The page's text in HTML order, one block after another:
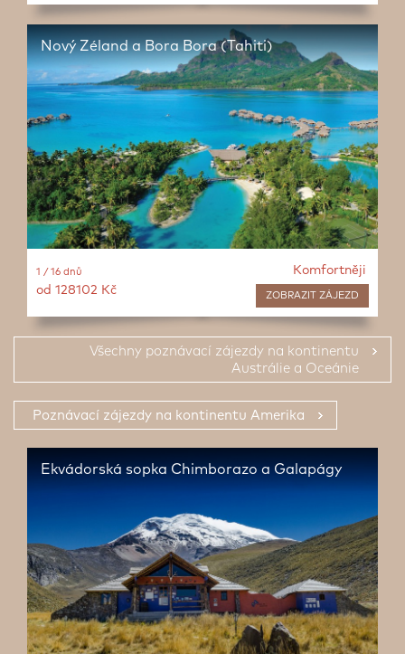
Nový Zéland a Bora Bora (Tahiti)
Komfortněji
ZOBRAZIT ZÁJEZD
1 / 16 dnů
od 128102 Kč
Všechny poznávací zájezdy na kontinentu
Austrálie a Oceánie
Poznávací zájezdy na kontinentu Amerika
Ekvádorská sopka Chimborazo a Galapágy